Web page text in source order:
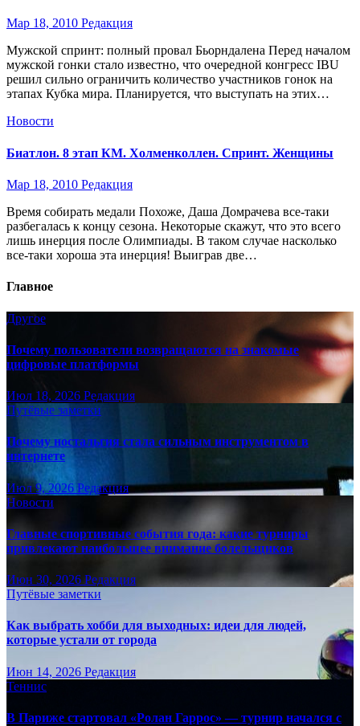
Мар 18, 2010 Редакция
Мужской спринт: полный провал Бьорндалена Перед началом
мужской гонки стало известно, что очередной конгресс IBU
решил сильно ограничить количество участников гонок на
этапах Кубка мира. Планируется, что выступать на этих…
Новости
Биатлон. 8 этап КМ. Холменколлен. Спринт. Женщины
Мар 18, 2010 Редакция
Время собирать медали Похоже, Даша Домрачева все-таки
разбегалась к концу сезона. Некоторые скажут, что это всего
лишь инерция после Олимпиады. В таком случае насколько
все-таки хороша эта инерция! Выиграв две…
Главное
Другое
Почему пользователи возвращаются на знакомые
цифровые платформы
Июл 18, 2026 Редакция
Путёвые заметки
Почему ностальгия стала сильным инструментом в
интернете
Июл 9, 2026 Редакция
Новости
Главные спортивные события года: какие турниры
привлекают наибольшее внимание болельщиков
Июн 30, 2026 Редакция
Путёвые заметки
Как выбрать хобби для выходных: идеи для людей,
которые устали от города
Июн 14, 2026 Редакция
Теннис
В Париже стартовал «Ролан Гаррос» — турнир начался с